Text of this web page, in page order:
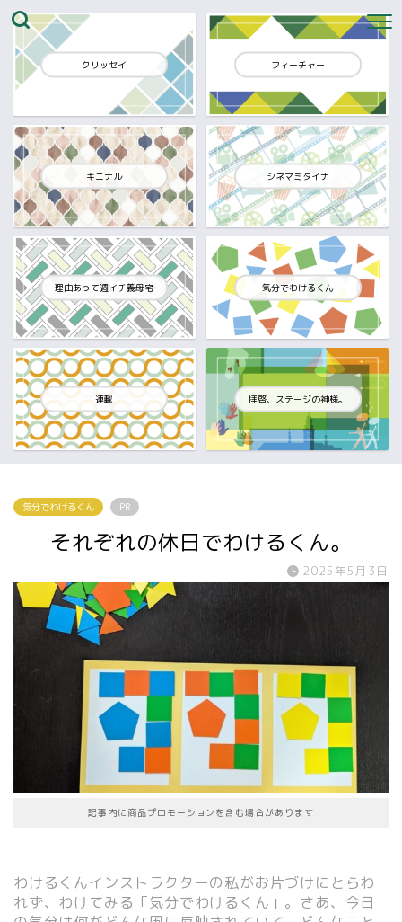
クリッセイ フィーチャー
キニナル シネマミタイナ
理由あって週イチ義母宅 気分でわけるくん
連載 拝啓、ステージの神様。
気分でわけるくん PR
それぞれの休日でわけるくん。
2025年5月3日
記事内に商品プロモーションを含む場合があります
わけるくんインストラクターの私がお片づけにとらわ
れず、わけてみる「気分でわけるくん」。さあ、今日